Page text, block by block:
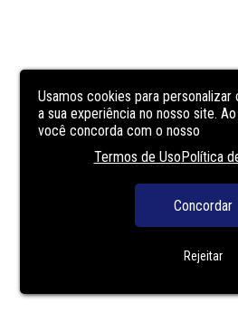
Usamos cookies para
a sua experiência no nosso site.
você concorda com o nosso
Termos de UsoPolítica
Concordar
Rejeitar